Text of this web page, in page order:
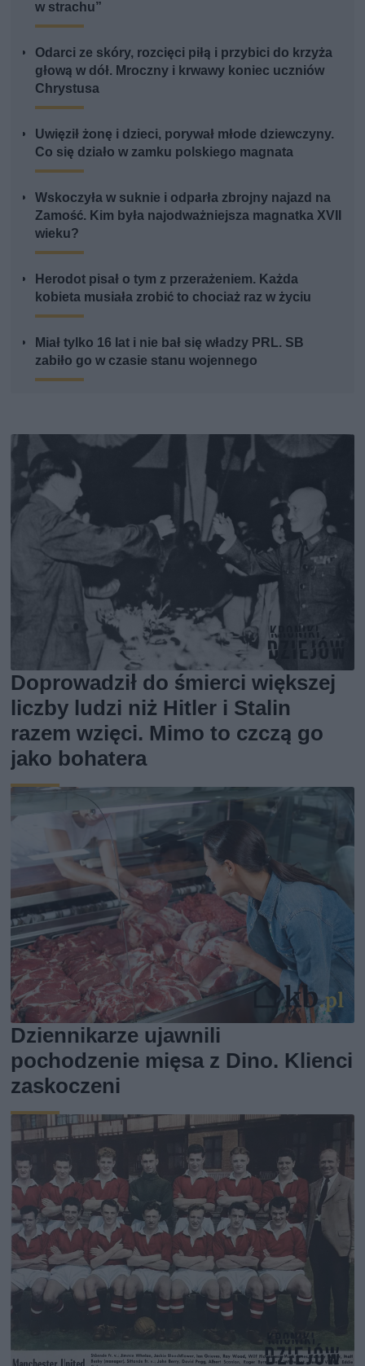
w strachu”
Odarci ze skóry, rozcięci piłą i przybici do krzyża
głową w dół. Mroczny i krwawy koniec uczniów
Chrystusa
Uwięził żonę i dzieci, porywał młode dziewczyny.
Co się działo w zamku polskiego magnata
Wskoczyła w suknie i odparła zbrojny najazd na
Zamość. Kim była najodważniejsza magnatka XVII
wieku?
Herodot pisał o tym z przerażeniem. Każda
kobieta musiała zrobić to chociaż raz w życiu
Miał tylko 16 lat i nie bał się władzy PRL. SB
zabiło go w czasie stanu wojennego
Doprowadził do śmierci większej
liczby ludzi niż Hitler i Stalin
razem wzięci. Mimo to czczą go
jako bohatera
Dziennikarze ujawnili
pochodzenie mięsa z Dino. Klienci
zaskoczeni